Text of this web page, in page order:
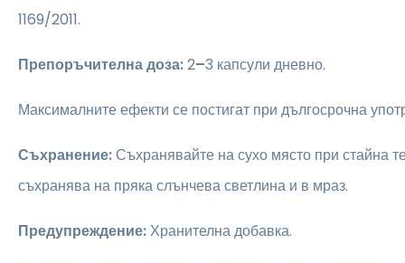
1169/2011.
Препоръчителна доза:2–3 капсули дневно.
Максималните ефекти се постигат при дългосрочна
Съхранение:Съхранявайте на сухо място при стайна
съхранява на пряка слънчева светлина и в мраз.
Предупреждение:Хранителна добавка.